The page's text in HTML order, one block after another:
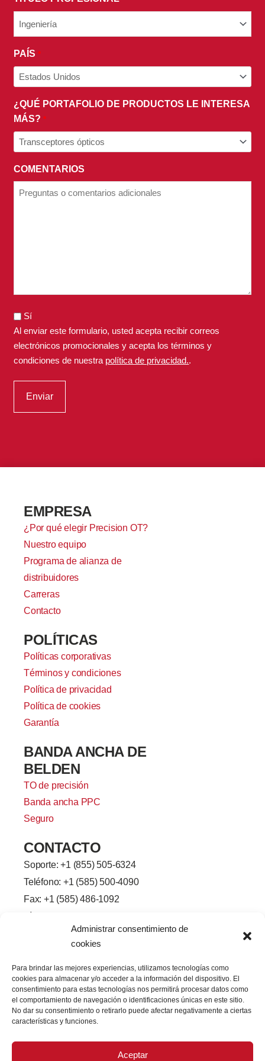
Administrar consentimiento de
cookies
Para brindar las mejores experiencias, utilizamos tecnologías como
cookies para almacenar y/o acceder a la información del dispositivo. El
consentimiento para estas tecnologías nos permitirá procesar datos como
el comportamiento de navegación o identificaciones únicas en este sitio.
No dar su consentimiento o retirarlo puede afectar negativamente a ciertas
características y funciones.
Aceptar
PAÍS *
¿QUÉ PORTAFOLIO DE PRODUCTOS LE INTERESA
MÁS? *
COMENTARIOS
Sí
Al enviar este formulario, usted acepta recibir correos
electrónicos promocionales y acepta los términos y
condiciones de nuestra política de privacidad..
EMPRESA
¿Por qué elegir Precision OT?
Nuestro equipo
Programa de alianza de
distribuidores
Carreras
Contacto
POLÍTICAS
Políticas corporativas
Términos y condiciones
Política de privacidad
Política de cookies
Garantía
BANDA ANCHA DE
BELDEN
TO de precisión
Banda ancha PPC
Seguro
CONTACTO
Soporte: +1 (855) 505-6324
Teléfono: +1 (585) 500-4090
Fax: +1 (585) 486-1092
Henrietta, 2245
a
c
e
b
o
o
k
f
i
n
k
e
d
I
n
o
r
j
e
o
Y
o
u
T
u
b
e